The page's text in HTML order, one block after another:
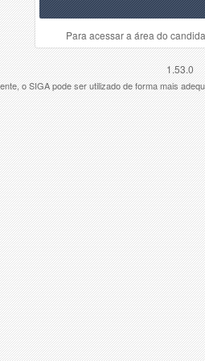
Para acessar a área do
1.53.0
o SIGA pode ser utilizado de forma mais